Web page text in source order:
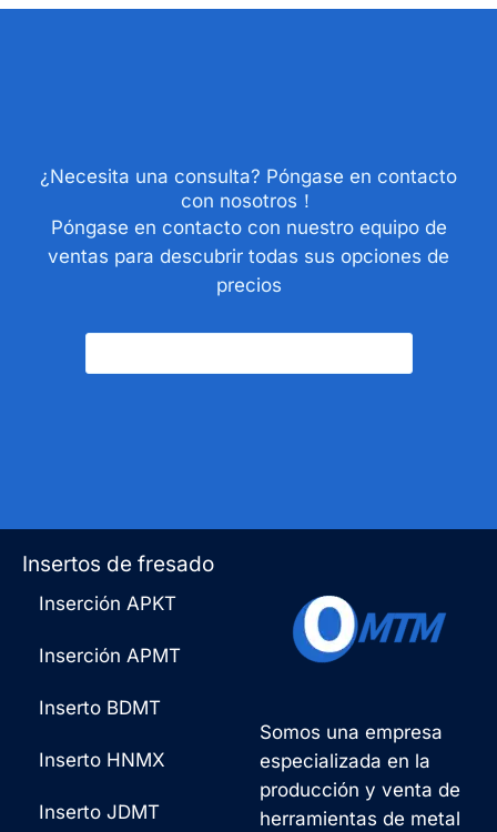
¿Necesita una consulta? Póngase en contacto
con nosotros！
Póngase en contacto con nuestro equipo de
ventas para descubrir todas sus opciones de
precios
Somos una empresa
especializada en la
producción y venta de
herramientas de metal
Insertos de fresado
Inserción APKT
Inserción APMT
Inserto BDMT
Inserto HNMX
Inserto JDMT